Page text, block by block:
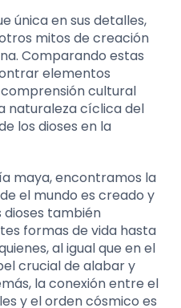
única en sus detalles,
mitos de creación
Comparando estas
elementos
cultural
naturaleza cíclica del
los dioses en la
maya, encontramos la
el mundo es creado y
dioses también
formas de vida hasta
al igual que en el
crucial de alabar y
la conexión entre el
y el orden cósmico es